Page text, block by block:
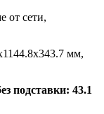
от сети,
мм,
подставки: 43.1